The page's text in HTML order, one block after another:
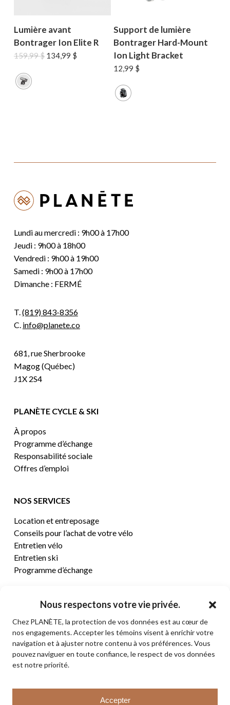
Nous respectons votre vie privée.
Chez PLANÈTE, la protection de vos données est au cœur de
nos engagements. Accepter les témoins visent à enrichir votre
navigation et à ajuster notre contenu à vos préférences. Vous
pouvez naviguer en toute confiance, le respect de vos données
est notre priorité.
Accepter
Sous-total: 0,00$
Lumière avant
Bontrager Ion Elite R
159,99$ Le
134,99 $Le
Support de lumière
Bontrager Hard-Mount
Ion Light Bracket
12,99 $
Lundi au mercredi : 9h00 à 17h00
Jeudi : 9h00 à 18h00
Vendredi : 9h00 à 19h00
Samedi : 9h00 à 17h00
Dimanche : FERMÉ
T.(819) 843-8356
C. info@planete.co
681, rue Sherbrooke
Magog (Québec)
J1X 2S4
PLANÈTE CYCLE & SKI
À propos
Programme d’échange
Responsabilité sociale
Offres d’emploi
NOS SERVICES
Location et entreposage
Conseils pour l’achat de votre vélo
Entretien vélo
Entretien ski
Programme d’échange
CENTRE D’AIDE
Termes et conditions de vente
Retours et remboursements
Politique de confidentialité
Contact